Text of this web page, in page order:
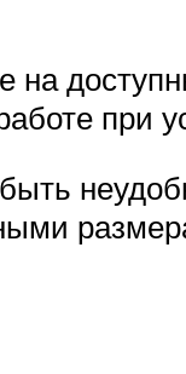
на
при